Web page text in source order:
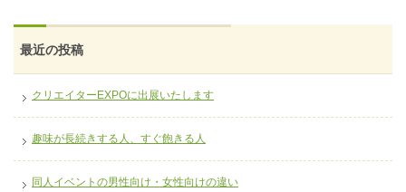
最近の投稿
クリエイターEXPOに出展いたします
趣味が長続きする人、すぐ飽きる人
同人イベントの男性向け・女性向けの違い